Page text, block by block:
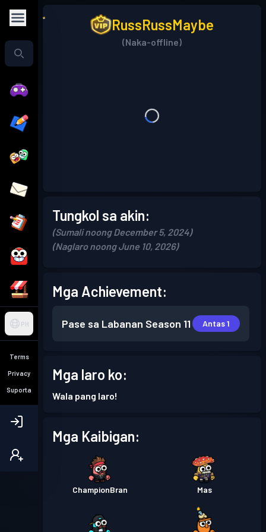
PH
Terms
Privacy
Suporta
RussRussMaybe
(Naka-offline)
Tungkol sa akin:
(Sumali noong December 5, 2024)
(Naglaro noong June 10, 2026)
Mga Achievement:
Pase sa Labanan Season 11 Antas 1
Mga laro ko:
Wala pang laro!
Mga Kaibigan:
ChampionBran Mas